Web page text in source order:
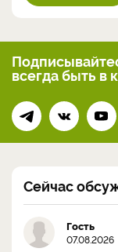
всегдабыть в
Сейчас
Гость
07.08.2026